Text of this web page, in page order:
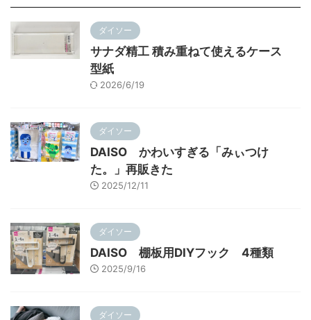
ダイソー
サナダ精工 積み重ねて使えるケース
型紙
2026/6/19
ダイソー
DAISO かわいすぎる「みぃつけ
た。」再販きた
2025/12/11
ダイソー
DAISO 棚板用DIYフック 4種類
2025/9/16
ダイソー